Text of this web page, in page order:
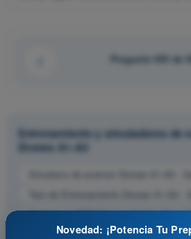
Pregunta 453 de
Entrenamiento y simuladores de
Drones A1-A3
Simulacro de examen Drones A1-A3 -
Test de Entrenamiento Drones A1-A3 -
Examen en PDF Drones A1-A3 -
Novedad: ¡Potencia Tu